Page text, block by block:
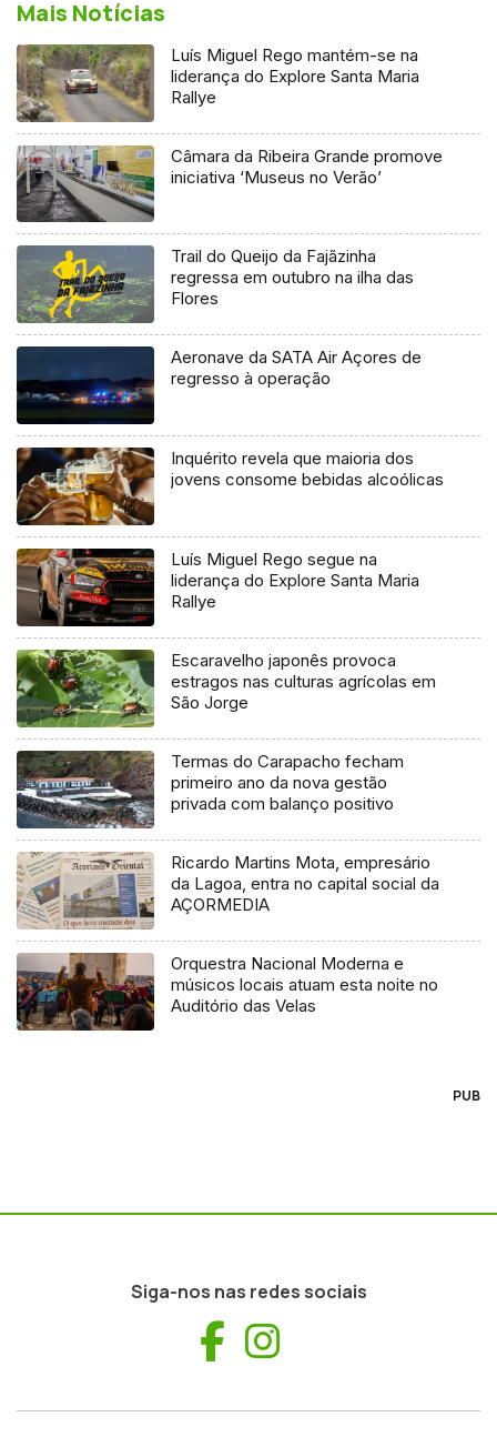
Mais Notícias
Luís Miguel Rego mantém-se na
liderança do Explore Santa Maria
Rallye
Câmara da Ribeira Grande promove
iniciativa ‘Museus no Verão’
Trail do Queijo da Fajãzinha
regressa em outubro na ilha das
Flores
Aeronave da SATA Air Açores de
regresso à operação
Inquérito revela que maioria dos
jovens consome bebidas alcoólicas
Luís Miguel Rego segue na
liderança do Explore Santa Maria
Rallye
Escaravelho japonês provoca
estragos nas culturas agrícolas em
São Jorge
Termas do Carapacho fecham
primeiro ano da nova gestão
privada com balanço positivo
Ricardo Martins Mota, empresário
da Lagoa, entra no capital social da
AÇORMEDIA
Orquestra Nacional Moderna e
músicos locais atuam esta noite no
Auditório das Velas
PUB
Siga-nos nas redes sociais
Facebook